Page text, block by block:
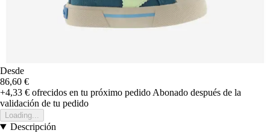
Desde
86,60 €
+4,33 € ofrecidos en tu próximo pedido Abonado después de la
validación de tu pedido
Loading...
Descripción